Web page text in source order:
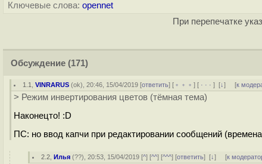
Ключевые слова: opennet
При перепечатке
Обсуждение (171)
1.1 ,VINRARUS (ok), 20:46, 15/04/2019 [ответить] [ ﹢﹢﹢] [ · · ·][↓] [к
> Режим инвертирования цветов (тёмная тема)
Наконецто! :D
ПС: но ввод капчи при редактировании сообщений
2.2 ,Илья (??), 20:53, 15/04/2019 [^] [^^] [^^^] [ответить][↓] [к